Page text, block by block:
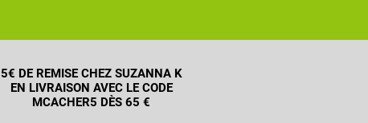
5€ DE REMISE CHEZ SUZANNA K
EN LIVRAISON AVEC LE CODE
MCACHER5 DÈS 65 €